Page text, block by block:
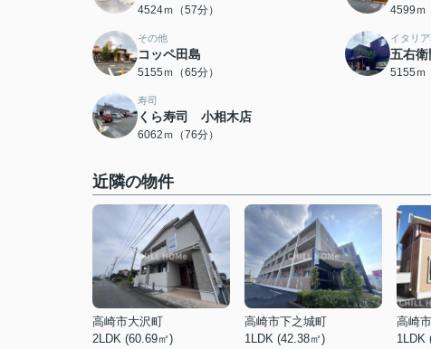
4524ｍ（57分） 4599ｍ
その他
コッペ田島
5155ｍ（65分）
イタリ
五右
5155ｍ
寿司
くら寿司 小相木店
6062ｍ（76分）
近隣の物件
高崎市大沢町
2LDK (60.69㎡)
高崎市下之城町
1LDK (42.38㎡)
高崎
1LDK